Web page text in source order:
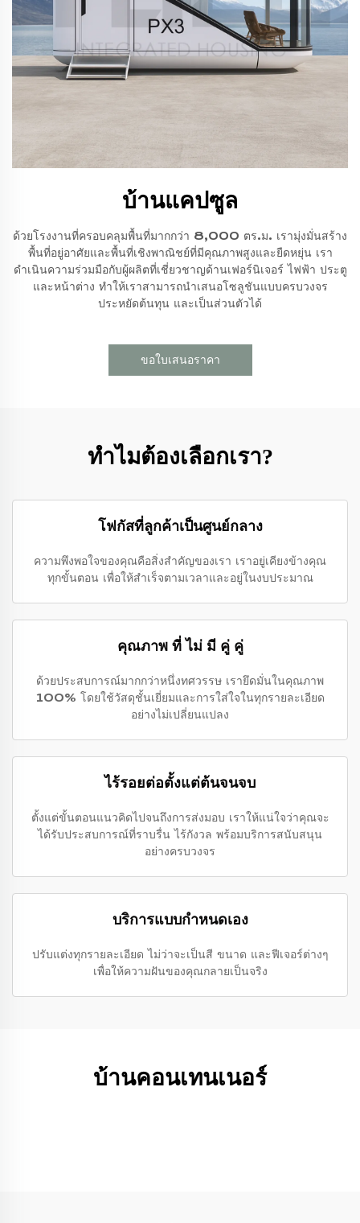
บ้านแคปซูล
ด้วยโรงงานที่ครอบคลุมพื้นที่มากกว่า 8,000 ตร.ม. เรามุ่งมั่นสร้าง
พื้นที่อยู่อาศัยและพื้นที่เชิงพาณิชย์ที่มีคุณภาพสูงและยืดหยุ่น เรา
ดำเนินความร่วมมือกับผู้ผลิตที่เชี่ยวชาญด้านเฟอร์นิเจอร์ ไฟฟ้า ประตู
และหน้าต่าง ทำให้เราสามารถนำเสนอโซลูชันแบบครบวงจร
ประหยัดต้นทุน และเป็นส่วนตัวได้
ขอใบเสนอราคา
ทำไมต้องเลือกเรา?
โฟกัสที่ลูกค้าเป็นศูนย์กลาง
ความพึงพอใจของคุณคือสิ่งสำคัญของเรา เราอยู่เคียงข้างคุณ
ทุกขั้นตอน เพื่อให้สำเร็จตามเวลาและอยู่ในงบประมาณ
คุณภาพ ที่ ไม่ มี คู่ คู่
ด้วยประสบการณ์มากกว่าหนึ่งทศวรรษ เรายึดมั่นในคุณภาพ
100% โดยใช้วัสดุชั้นเยี่ยมและการใส่ใจในทุกรายละเอียด
อย่างไม่เปลี่ยนแปลง
ไร้รอยต่อตั้งแต่ต้นจนจบ
ตั้งแต่ขั้นตอนแนวคิดไปจนถึงการส่งมอบ เราให้แน่ใจว่าคุณจะ
ได้รับประสบการณ์ที่ราบรื่น ไร้กังวล พร้อมบริการสนับสนุน
อย่างครบวงจร
บริการแบบกำหนดเอง
ปรับแต่งทุกรายละเอียด ไม่ว่าจะเป็นสี ขนาด และฟีเจอร์ต่างๆ
เพื่อให้ความฝันของคุณกลายเป็นจริง
บ้านคอนเทนเนอร์